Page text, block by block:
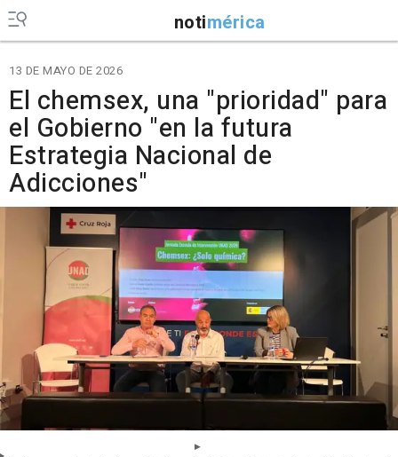
notimérica
13 DE MAYO DE 2026
El chemsex, una "prioridad" para
el Gobierno "en la futura
Estrategia Nacional de
Adicciones"